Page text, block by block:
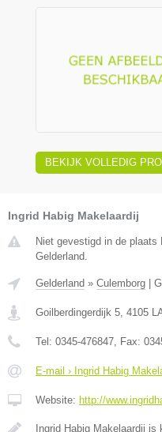
BEKIJK VOLLEDIG
Ingrid Habig Makelaardij
Niet gevestigd in de plaats
Gelderland.
Gelderland » Culemborg |
Goilberdingerdijk 5 4105
Tel: 0345-476847 , Fax:
E-mail › Ingrid Habig
Website: http://
Ingrid Habig Makelaardij is